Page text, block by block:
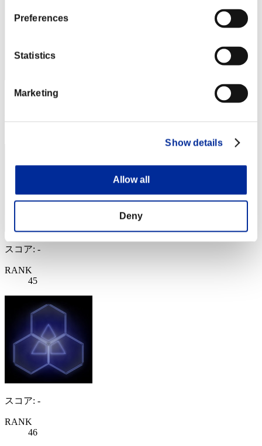
Preferences
Statistics
Marketing
Show details
Allow all
Deny
スコア: -
スコア: -
RANK
45
スコア: -
RANK
46